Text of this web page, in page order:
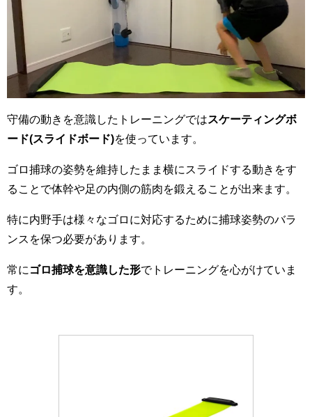
守備の動きを意識したトレーニングではスケーティングボ
ード(スライドボード)を使っています。
ゴロ捕球の姿勢を維持したまま横にスライドする動きをす
ることで体幹や足の内側の筋肉を鍛えることが出来ます。
特に内野手は様々なゴロに対応するために捕球姿勢のバラ
ンスを保つ必要があります。
常に ゴロ捕球を意識した形でトレーニングを心がけていま
す。